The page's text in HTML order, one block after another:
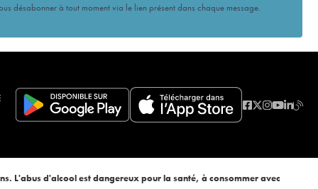
désabonner à tout moment via le lien présent dans chaque message.
L'abus d'alcool est dangereux pour la santé, à consommer avec